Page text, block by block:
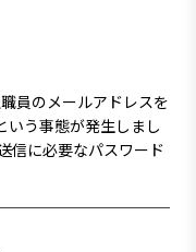
員のメールアドレスを
いう事態が発生しまし
信に必要なパスワード